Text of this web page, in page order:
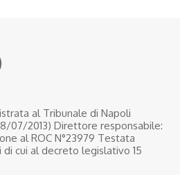
al Tribunale di Napoli
07/2013) Direttore responsabile:
al ROC N°23979 Testata
cui al decreto legislativo 15